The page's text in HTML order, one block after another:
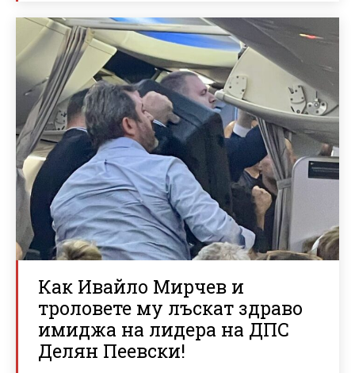
Как Ивайло Мирчев и
троловете му лъскат здраво
имиджа на лидера на ДПС
Делян Пеевски!